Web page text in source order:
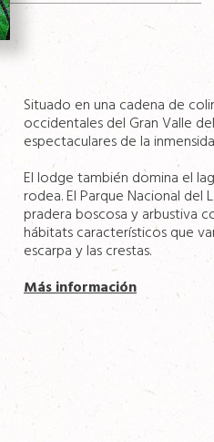
Situado en una cadena de
occidentales del Gran Valle
espectaculares de la
El lodge también domina el
rodea. El Parque Nacional del
pradera boscosa y arbustiva
hábitats característicos que
escarpa y las crestas.
Más información